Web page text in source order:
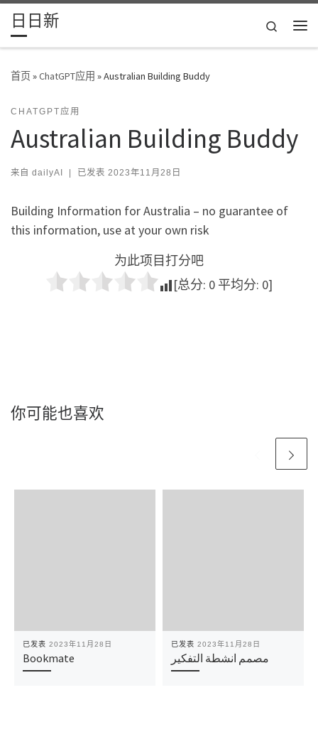
Skip to content
日日新
Search
首页»ChatGPT应用 »Australian Building Buddy
CHATGPT应用
Australian Building Buddy
来自 dailyAI | 已发表 2023年11月28日
Building Information for Australia – no guarantee of
this information, use at your own risk
为此项目打分吧
[总分: 0 平均分: 0]
你可能也喜欢
已发表 2023年11月28日
Bookmate
已发表 2023年11月28日
مصمم انشطة التفكير